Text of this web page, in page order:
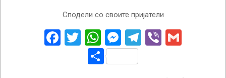
Сподели со своите пријатели
Facebook
Twitter
WhatsApp
Messenger
Telegram
Viber
Share